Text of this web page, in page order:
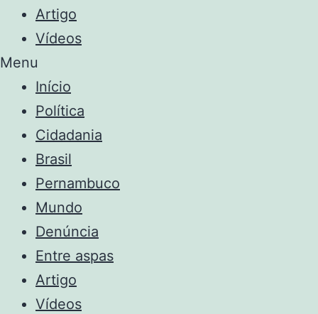
Artigo
Vídeos
Menu
Início
Política
Cidadania
Brasil
Pernambuco
Mundo
Denúncia
Entre aspas
Artigo
Vídeos